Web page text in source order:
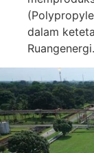
dalam